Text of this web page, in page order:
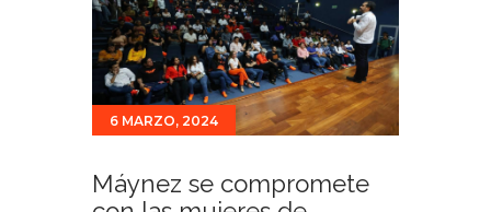
Promociones
Noticias
Para ti
Contacto
6 MARZO, 2024
Máynez se compromete